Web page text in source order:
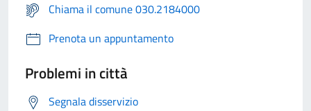
Chiama il comune 030.2184000
Prenota un appuntamento
Problemi in città
Segnala disservizio